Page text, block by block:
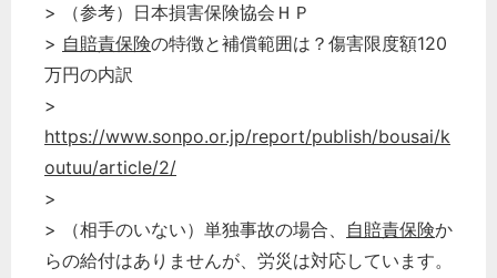
> （参考）日本損害保険協会ＨＰ
> 自賠責保険の特徴と補償範囲は？傷害限度額120
万円の内訳
>
https://www.sonpo.or.jp/report/publish/bousai/k
outuu/article/2/
>
> （相手のいない）単独事故の場合、 自賠責保険か
らの給付はありませんが、労災は対応しています。